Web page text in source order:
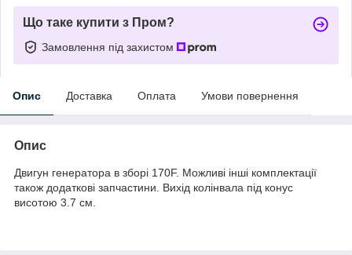
Що таке купити з Пром?
Замовлення під захистом
Опис Доставка Оплата Умови повернення
Опис
Двигун генератора в зборі 170F. Можливі інші комплектації
також додаткові запчастини. Вихід колінвала під конус
висотою 3.7 см.